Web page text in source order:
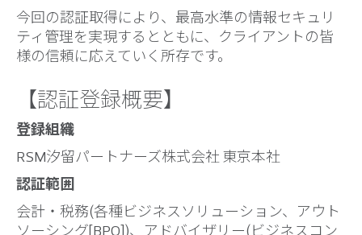
今回の認証取得により、最高水準の情報セキュリ
ティ管理を実現するとともに、クライアントの皆
様の信頼に応えていく所存です。
【認証登録概要】
登録組織
RSM汐留パートナーズ株式会社 東京本社
認証範囲
会計・税務(各種ビジネスソリューション、アウト
ソーシング[BPO])、アドバイザリー(ビジネスコン